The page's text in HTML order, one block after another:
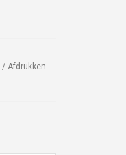
/ Afdrukken